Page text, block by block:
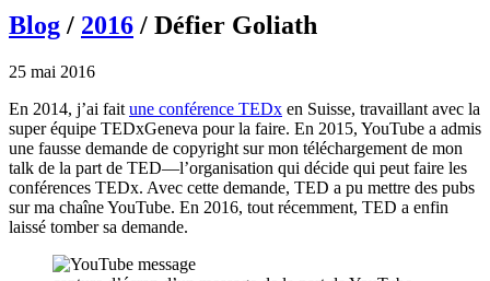
Blog / 2016 / Défier Goliath
25 mai 2016
En 2014, j’ai fait une conférence TEDx en Suisse, travaillant avec la
super équipe TEDxGeneva pour la faire. En 2015, YouTube a admis
une fausse demande de copyright sur mon téléchargement de mon
talk de la part de TED—l’organisation qui décide qui peut faire les
conférences TEDx. Avec cette demande, TED a pu mettre des pubs
sur ma chaîne YouTube. En 2016, tout récemment, TED a enfin
laissé tomber sa demande.